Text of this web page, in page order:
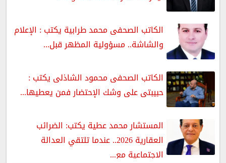
الكاتب الصحفى محمد طرابية يكتب : الإعلام
والشاشة.. مسؤولية المظهر قبل...
الكاتب الصحفى محمود الشاذلى يكتب :
حبيبتى على وشك الإحتضار فمن يعطيها...
المستشار محمد عطية يكتب: الضرائب
العقارية 2026.. عندما تلتقي العدالة
الاجتماعية مع...